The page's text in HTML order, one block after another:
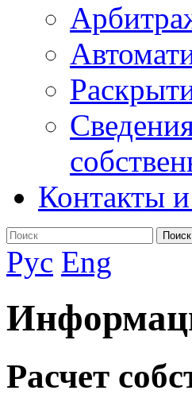
Контакты и
Поиск
Рус Eng
Расчет